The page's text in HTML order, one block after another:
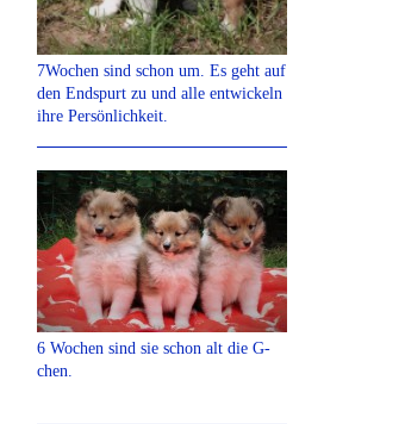
7Wochen sind schon um. Es geht auf
den Endspurt zu und alle entwickeln
ihre Persönlichkeit.
6 Wochen sind sie schon alt die G-
chen.